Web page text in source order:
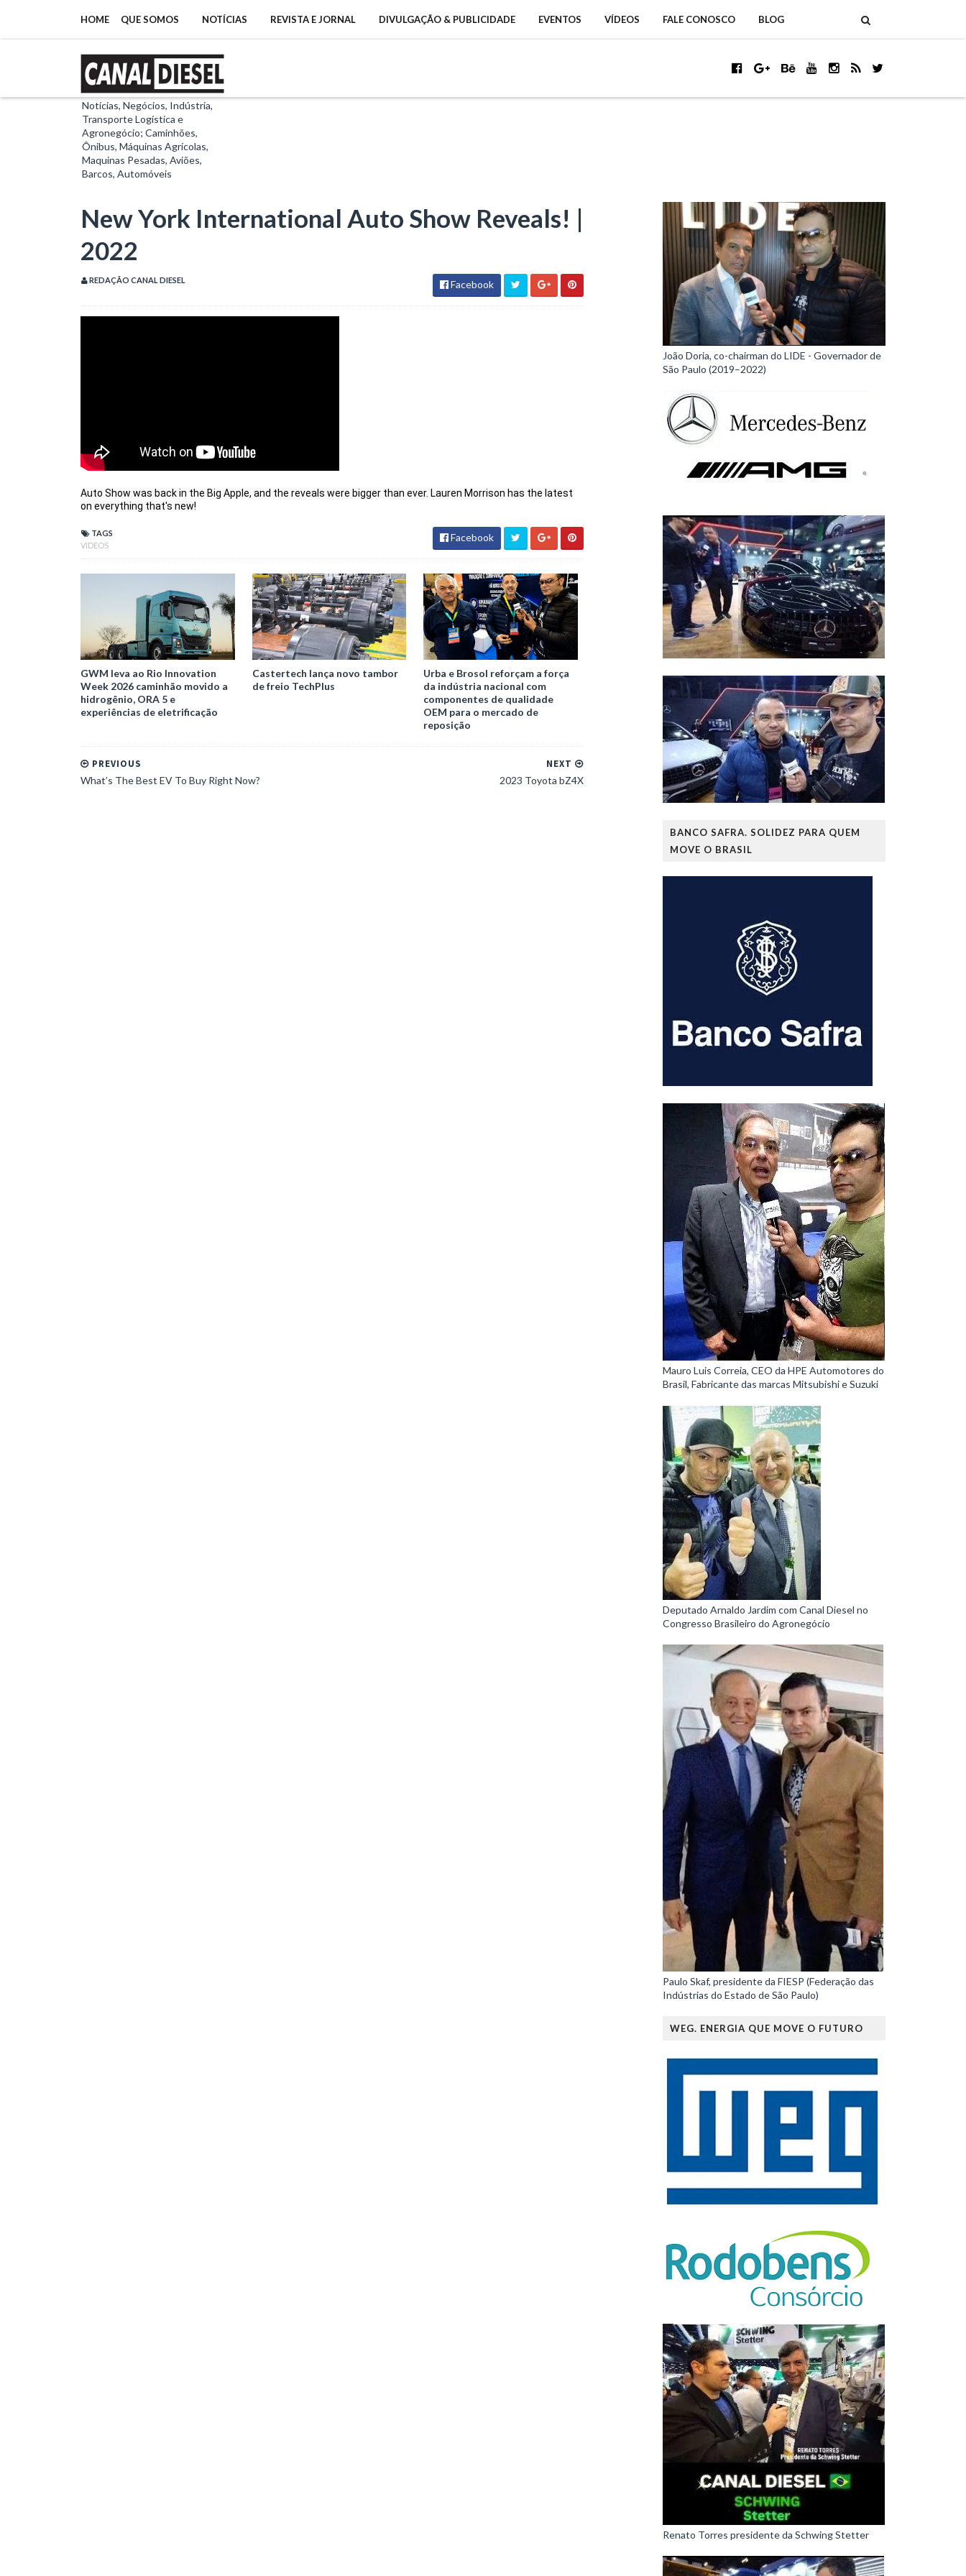
HOME QUE SOMOS NOTÍCIAS REVISTA E JORNAL DIVULGAÇÃO & PUBLICIDADE EVENTOS VÍDEOS FALE CONOSCO BLOG
Notícias, Negócios, Indústria,
Transporte Logística e
Agronegócio; Caminhões,
Ônibus, Máquinas Agrícolas,
Maquinas Pesadas, Aviões,
Barcos, Automóveis
New York International Auto Show Reveals! |
2022
REDAÇÃO CANAL DIESEL Facebook
Auto Show was back in the Big Apple, and the reveals were bigger than ever. Lauren Morrison has the latest
on everything that's new!
TAGS
VIDEOS
Facebook
GWM leva ao Rio Innovation
Week 2026 caminhão movido a
hidrogênio, ORA 5 e
experiências de eletrificação
Castertech lança novo tambor
de freio TechPlus
Urba e Brosol reforçam a força
da indústria nacional com
componentes de qualidade
OEM para o mercado de
reposição
NEXT
2023 Toyota bZ4X
PREVIOUS
What’s The Best EV To Buy Right Now?
João Doria, co-chairman do LIDE - Governador de
São Paulo (2019–2022)
BANCO SAFRA. SOLIDEZ PARA QUEM
MOVE O BRASIL
Mauro Luis Correia, CEO da HPE Automotores do
Brasil, Fabricante das marcas Mitsubishi e Suzuki
Deputado Arnaldo Jardim com Canal Diesel no
Congresso Brasileiro do Agronegócio
Paulo Skaf, presidente da FIESP (Federação das
Indústrias do Estado de São Paulo)
WEG. ENERGIA QUE MOVE O FUTURO
Renato Torres presidente da Schwing Stetter